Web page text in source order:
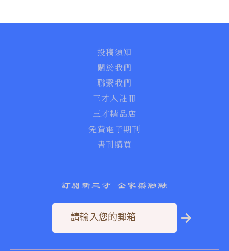
投稿須知
關於我們
聯繫我們
三才人註冊
三才精品店
免費電子期刊
書刊購買
訂閱新三才 全家樂融融